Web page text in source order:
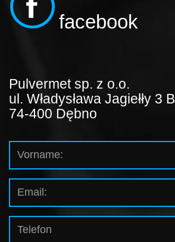
facebook
Pulvermet sp. z o.o.
ul. Władysława Jagiełły 3 B
74-400 Dębno